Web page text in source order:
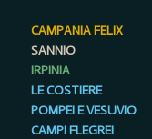
CAMPANIA FELIX
SANNIO
IRPINIA
LE COSTIERE
POMPEI E VESUVIO
CAMPI FLEGREI